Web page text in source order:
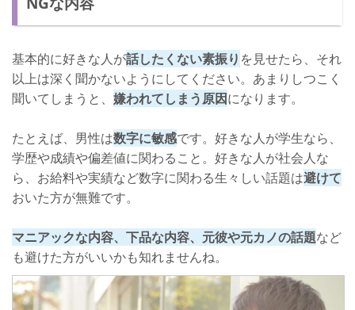
基本的に好きな人が話したくない素振り を見せたら、それ
以上は深く聞かないようにしてください。あまりしつこく
聞いてしまうと、 嫌われてしまう原因になります。
たとえば、男性は数字に敏感です。好きな人が学生なら、
学歴や成績や偏差値に関わること。好きな人が社会人な
ら、お給料や実績など数字に関わる生々しい話題は避けて
おいた方が無難です。
マニアックな内容、下品な内容、元彼や元カノの話題など
も避けた方がいいかも知れませんね。